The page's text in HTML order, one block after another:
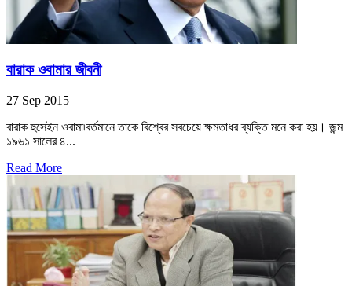
বারাক ওবামার জীবনী
27 Sep 2015
বারাক হুসেইন ওবামা৷বর্তমানে তাকে বিশ্বের সবচেয়ে ক্ষমতাধর ব্যক্তি মনে করা হয়। জন্ম
১৯৬১ সালের ৪...
Read More